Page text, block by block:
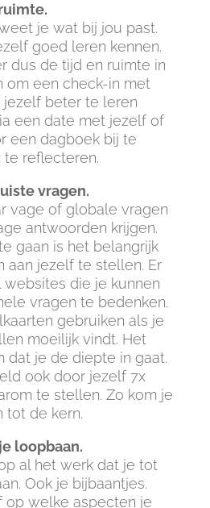
je wat bij jou past.
goed leren kennen.
dus de tijd en ruimte in
om een check-in met
beter te leren
een date met jezelf of
een dagboek bij te
te reflecteren.
vragen.
vage of globale vragen
antwoorden krijgen.
gaan is het belangrijk
aan jezelf te stellen. Er
die je kunnen
vragen te bedenken.
gebruiken als je
moeilijk vindt. Het
dat je de diepte in gaat.
ook door jezelf 7x
te stellen. Zo kom je
tot de kern.
loopbaan.
al het werk dat je tot
Ook je bijbaantjes.
op welke aspecten je